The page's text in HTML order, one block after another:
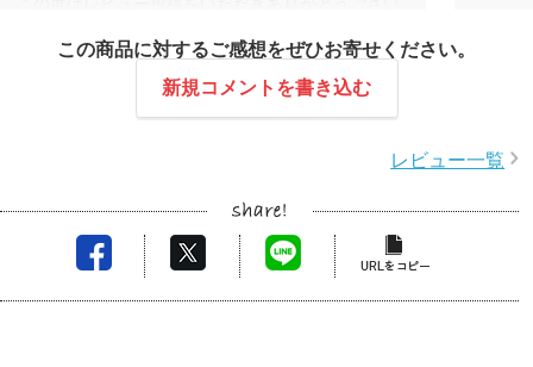
社員の皆様からも高評価をいただけたとのお声、本
当に嬉しく拝見しました。
いても
この商品に対するご感想をぜひお寄せください。
新規コメントを書き込む
レビュー一覧